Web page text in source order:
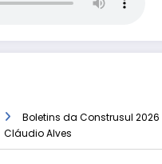
Boletins da Construsul
Cláudio Alves